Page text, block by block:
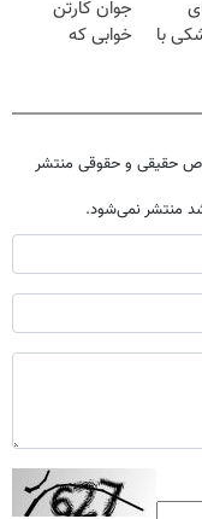
با
جوان کارتن
خوابی که
حقیقی و حقوقی منتشر
منتشر نمی‌شود.